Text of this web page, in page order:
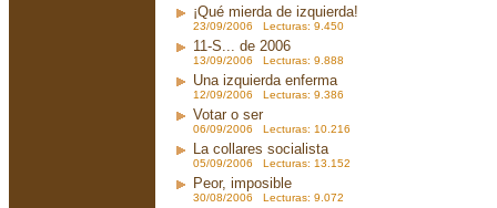
¡Qué mierda de izquierda!
23/09/2006 Lecturas: 9.450
11-S... de 2006
13/09/2006 Lecturas: 9.888
Una izquierda enferma
12/09/2006 Lecturas: 9.386
Votar o ser
06/09/2006 Lecturas: 10.216
La collares socialista
05/09/2006 Lecturas: 13.152
Peor, imposible
30/08/2006 Lecturas: 9.072